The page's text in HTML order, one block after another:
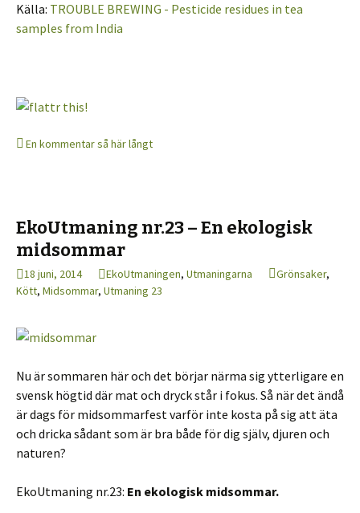
Källa: TROUBLE BREWING - Pesticide residues in tea
samples from India
En kommentar så här långt
EkoUtmaning nr.23 – En ekologisk
midsommar
18 juni, 2014 EkoUtmaningen, Utmaningarna Grönsaker,
Kött, Midsommar, Utmaning 23
Nu är sommaren här och det börjar närma sig ytterligare en
svensk högtid där mat och dryck står i fokus. Så när det ändå
är dags för midsommarfest varför inte kosta på sig att äta
och dricka sådant som är bra både för dig själv, djuren och
naturen?
EkoUtmaning nr.23: En ekologisk midsommar.